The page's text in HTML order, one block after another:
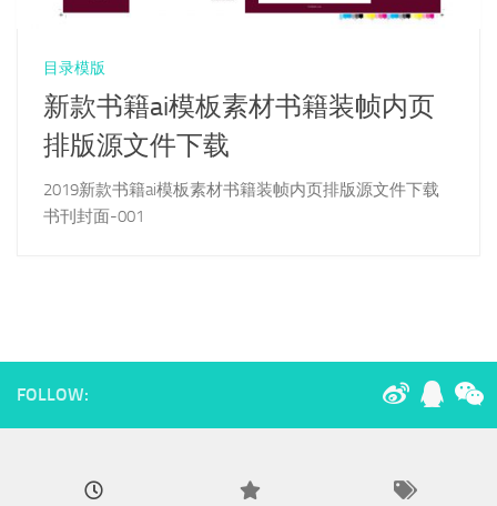
目录模版
新款书籍ai模板素材书籍装帧内页
排版源文件下载
2019新款书籍ai模板素材书籍装帧内页排版源文件下载
书刊封面-001
FOLLOW: